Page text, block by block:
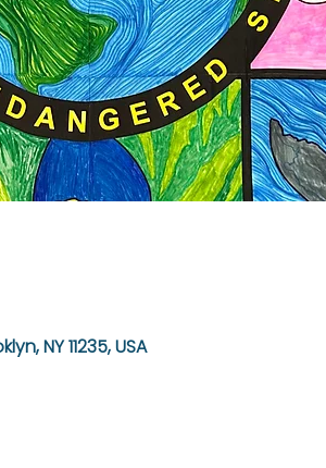
NY 11235, USA